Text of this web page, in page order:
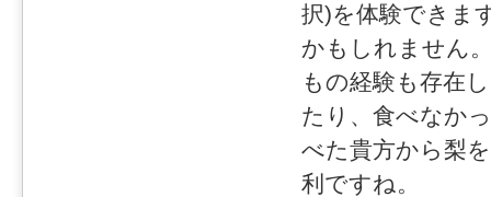
択)を体験できま
かもしれません
もの経験も存在
たり、食べなか
べた貴方から梨
利ですね。